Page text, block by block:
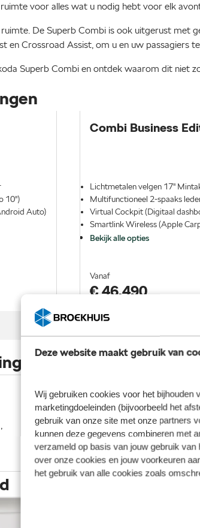
Deze website maakt gebruik van
Wij gebruiken cookies voor het bijhouden
marketingdoeleinden (bijvoorbeeld het
gebruik van onze site met onze partners
kunnen deze gegevens combineren met
verzameld op basis van jouw gebruik van
over onze cookies en jouw voorkeuren
het gebruik van alle cookies zoals
voor alles wat u nodig hebt voor elk
De Superb Combi is ook uitgerust met
en Crossroad Assist, om u en uw passagiers
Superb Combi en ontdek waarom dit niet
10")
Auto)
Combi Business
Lichtmetalen velgen 17"
Multifunctioneel 2-spaaks
Virtual Cockpit (Digitaal
Smartlink Wireless (Apple
Bekijk alle opties
Vanaf
€ 46.490
Škoda Enkhuizen
De Dolfijn 1, 1601
0228 - 353 550